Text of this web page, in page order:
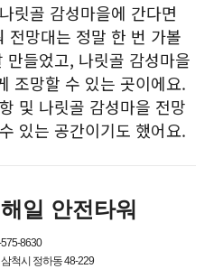
릿골 감성마을에 간다면
전망대는 정말 한 번 가볼
들었고, 나릿골 감성마을
조망할 수 있는 곳이에요.
및 나릿골 감성마을 전망
있는 공간이기도 했어요.